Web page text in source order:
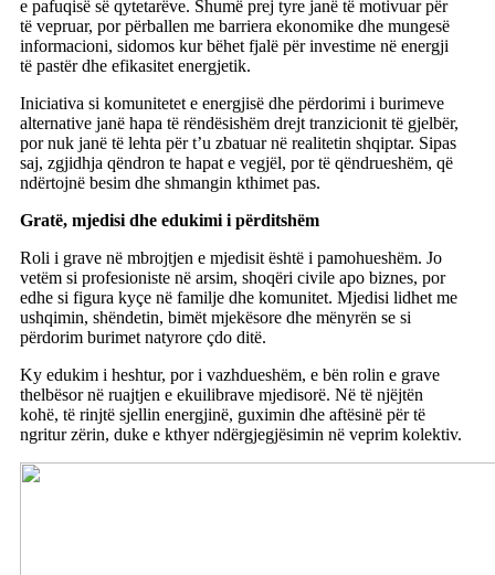
e pafuqisë së qytetarëve. Shumë prej tyre janë të motivuar për
të vepruar, por përballen me barriera ekonomike dhe mungesë
informacioni, sidomos kur bëhet fjalë për investime në energji
të pastër dhe efikasitet energjetik.
Iniciativa si komunitetet e energjisë dhe përdorimi i burimeve
alternative janë hapa të rëndësishëm drejt tranzicionit të gjelbër,
por nuk janë të lehta për t’u zbatuar në realitetin shqiptar. Sipas
saj, zgjidhja qëndron te hapat e vegjël, por të qëndrueshëm, që
ndërtojnë besim dhe shmangin kthimet pas.
Gratë, mjedisi dhe edukimi i përditshëm
Roli i grave në mbrojtjen e mjedisit është i pamohueshëm. Jo
vetëm si profesioniste në arsim, shoqëri civile apo biznes, por
edhe si figura kyçe në familje dhe komunitet. Mjedisi lidhet me
ushqimin, shëndetin, bimët mjekësore dhe mënyrën se si
përdorim burimet natyrore çdo ditë.
Ky edukim i heshtur, por i vazhdueshëm, e bën rolin e grave
thelbësor në ruajtjen e ekuilibrave mjedisorë. Në të njëjtën
kohë, të rinjtë sjellin energjinë, guximin dhe aftësinë për të
ngritur zërin, duke e kthyer ndërgjegjësimin në veprim kolektiv.